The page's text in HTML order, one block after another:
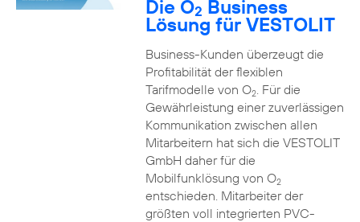
Die O2 Business
Lösung für VESTOLIT
Business-Kunden überzeugt die
Profitabilität der flexiblen
Tarifmodelle von O2. Für die
Gewährleistung einer zuverlässigen
Kommunikation zwischen allen
Mitarbeitern hat sich die VESTOLIT
GmbH daher für die
Mobilfunklösung von O2
entschieden. Mitarbeiter der
größten voll integrierten PVC-